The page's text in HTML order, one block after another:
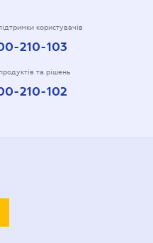
користувачів
210-103
та рішень
210-102